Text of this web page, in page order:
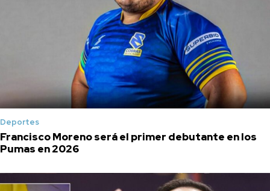
Deportes
Francisco Moreno será el primer debutante en los
Pumas en 2026